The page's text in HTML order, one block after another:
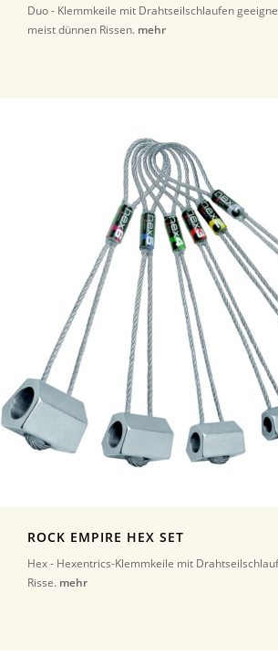
Duo - Klemmkeile mit Drahtseilschlaufen
meist dünnen Rissen. mehr
ROCK EMPIRE HEX SET
Hex - Hexentrics-Klemmkeile mit
Risse. mehr